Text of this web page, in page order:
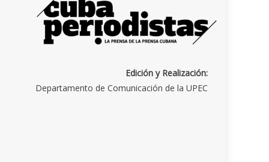
Edición y Realización:
Departamento de Comunicación de la UPEC